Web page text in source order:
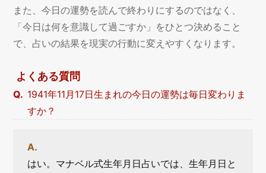
また、今日の運勢を読んで終わりにするのではなく、
「今日は何を意識して過ごすか」をひとつ決めること
で、占いの結果を現実の行動に変えやすくなります。
よくある質問
1941年11月17日生まれの今日の運勢は毎日変わりま
すか？
はい。マナベル式生年月日占いでは、生年月日と